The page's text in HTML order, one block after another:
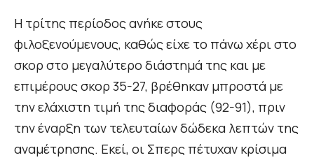
Η τρίτης περίοδος ανήκε στους
φιλοξενούμενους, καθώς είχε το πάνω χέρι στο
σκορ στο μεγαλύτερο διάστημά της και με
επιμέρους σκορ 35-27, βρέθηκαν μπροστά με
την ελάχιστη τιμή της διαφοράς (92-91), πριν
την έναρξη των τελευταίων δώδεκα λεπτών της
αναμέτρησης. Εκεί, οι Σπερς πέτυχαν κρίσιμα